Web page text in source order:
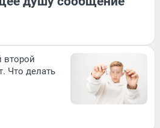
Что делать